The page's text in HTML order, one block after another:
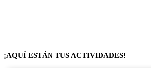
¡AQUÍ ESTÁN TUS ACTIVIDADES!